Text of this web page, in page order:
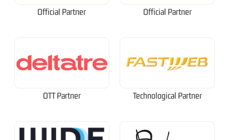
Official Partner Official Partner
OTT Partner Technological Partner